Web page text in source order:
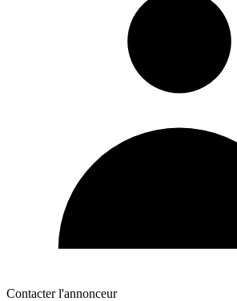
Contacter l'annonceur